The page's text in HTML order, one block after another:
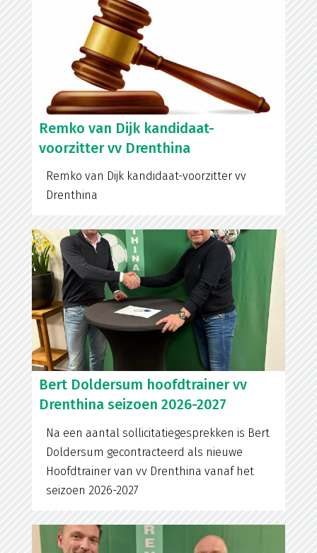
Remko van Dijk kandidaat-
voorzitter vv Drenthina
Remko van Dijk kandidaat-voorzitter vv
Drenthina
Bert Doldersum hoofdtrainer vv
Drenthina seizoen 2026-2027
Na een aantal sollicitatiegesprekken is Bert
Doldersum gecontracteerd als nieuwe
Hoofdtrainer van vv Drenthina vanaf het
seizoen 2026-2027